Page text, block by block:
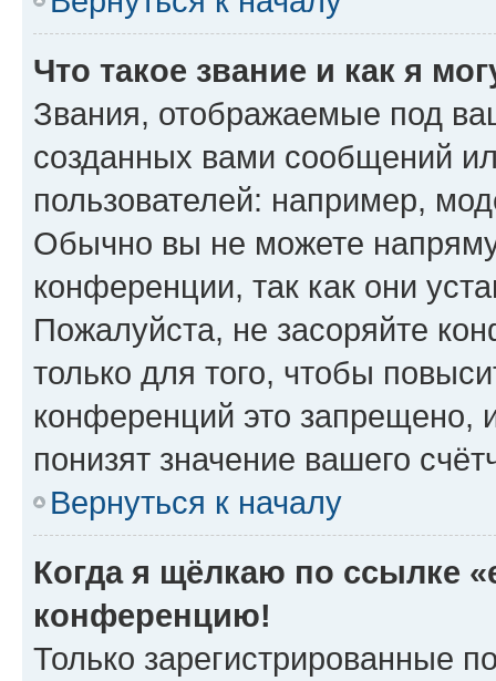
Что такое звание и как я
Звания, отображаемые под
созданных вами сообщений
пользователей: например,
Обычно вы не можете
конференции, так как они
Пожалуйста, не засоряйте
только для того, чтобы
конференций это запрещено,
понизят значение вашего
Вернуться к началу
Когда я щёлкаю по ссылке
конференцию!
Только зарегистрированные